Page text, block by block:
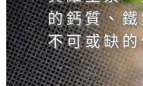
的鈣質、
不可或缺